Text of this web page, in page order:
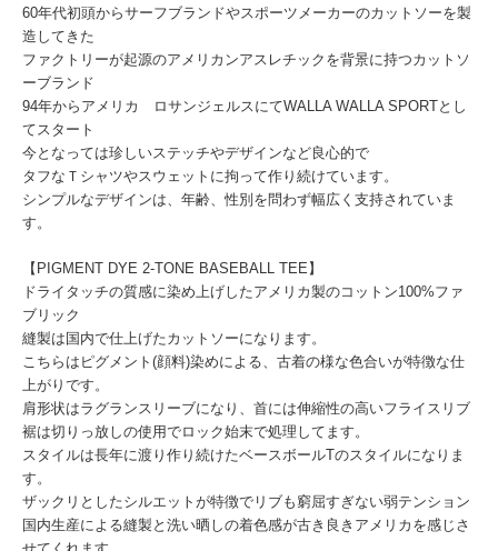
60年代初頭からサーフブランドやスポーツメーカーのカットソーを製
造してきた
ファクトリーが起源のアメリカンアスレチックを背景に持つカットソ
ーブランド
94年からアメリカ ロサンジェルスにてWALLA WALLA SPORTとし
てスタート
今となっては珍しいステッチやデザインなど良心的で
タフなＴシャツやスウェットに拘って作り続けています。
シンプルなデザインは、年齢、性別を問わず幅広く支持されていま
す。
【PIGMENT DYE 2-TONE BASEBALL TEE】
ドライタッチの質感に染め上げしたアメリカ製のコットン100%ファ
ブリック
縫製は国内で仕上げたカットソーになります。
こちらはピグメント(顔料)染めによる、古着の様な色合いが特徴な仕
上がりです。
肩形状はラグランスリーブになり、首には伸縮性の高いフライスリブ
裾は切りっ放しの使用でロック始末で処理してます。
スタイルは長年に渡り作り続けたベースボールTのスタイルになりま
す。
ザックリとしたシルエットが特徴でリブも窮屈すぎない弱テンション
国内生産による縫製と洗い晒しの着色感が古き良きアメリカを感じさ